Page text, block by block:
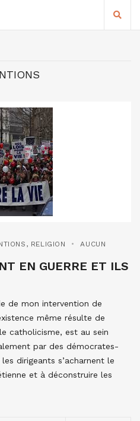
, RELIGION
AUCUN
EN GUERRE ET ILS
de mon intervention de
même résulte de
catholicisme, est au sein
par des démocrates-
dirigeants s’acharnent le
et à déconstruire les